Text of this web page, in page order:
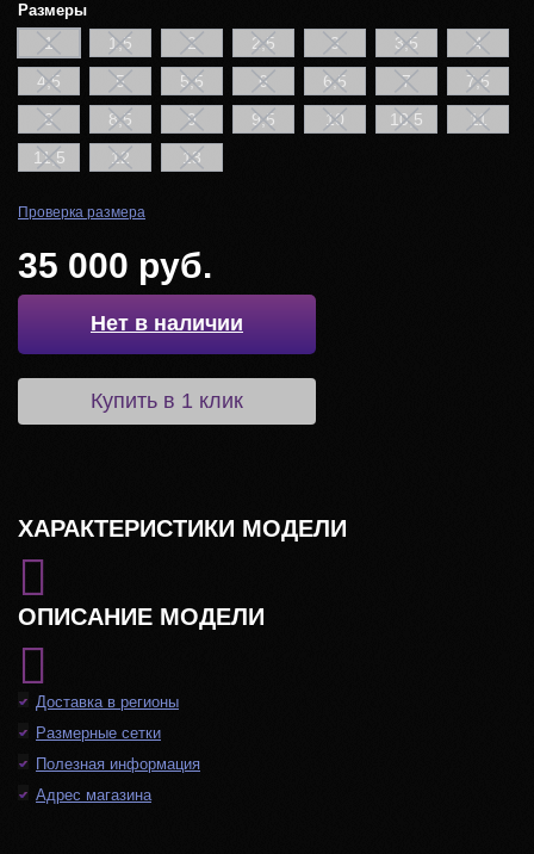
Размеры
1 1,5 2 2,5 3 3,5
4
4,5
5 5,5 6 6,5 7
7,5
8
8,5 9 9,5 10 10,5
11
11,5
12 13
Проверка размера
35 000 руб.
Нет в наличии
Купить в 1 клик
ХАРАКТЕРИСТИКИ МОДЕЛИ
ОПИСАНИЕ МОДЕЛИ
Доставка в регионы
Размерные сетки
Полезная информация
Адрес магазина